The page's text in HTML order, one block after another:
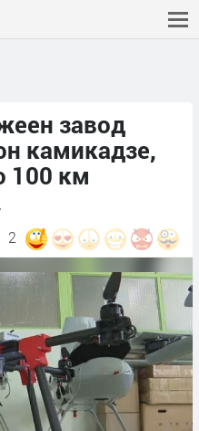
завод
камикадзе,
100 км
2